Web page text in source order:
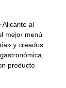
Alicante al
mejor menú
y creados
producto